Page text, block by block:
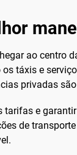
ao centro
táxis e
privadas
tarifas e
de